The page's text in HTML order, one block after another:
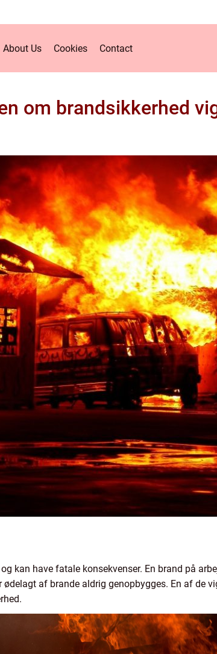
About Us Cookies Contact
om brandsikkerhed
kan have fatale konsekvenser. En brand på
af brande aldrig genopbygges. En af de